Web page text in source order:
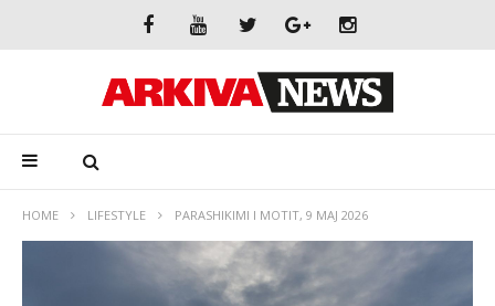
HOME LIFESTYLE PARASHIKIMI I MOTIT, 9 MAJ 2026